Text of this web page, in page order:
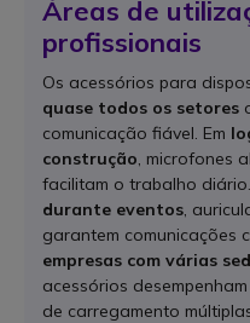
Áreas de
profissionais
Os acessórios para
quase todos os setores
comunicação fiável. Em
construção, microfones
facilitam o trabalho
durante eventos,
garantem comunicações
empresas com várias
acessórios
de carregamento